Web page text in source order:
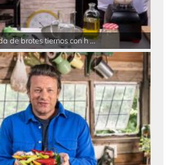
de brotes tiernos con h ...